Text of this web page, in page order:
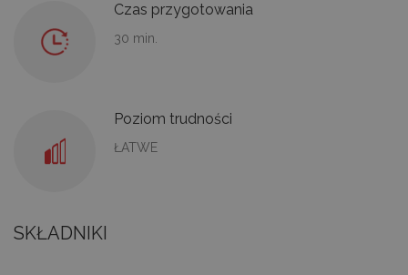
Czas przygotowania
30 min.
Poziom trudności
ŁATWE
SKŁADNIKI